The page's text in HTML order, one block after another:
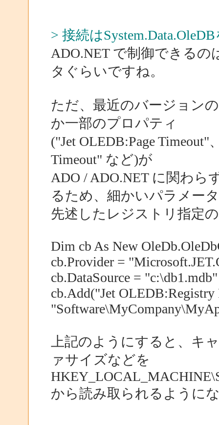
> 接続は
ADO.NET で制御できる
タぐらいですね。
ただ、最近のバージョン
か一部のプロパティ
("Jet OLEDB:Page Timeout"
Timeout" など)が
ADO / ADO.NET に関わ
るため、細かいパラメー
先述したレジストリ指定
Dim cb As New
cb.Provider =
cb.DataSource = "c:\db1.mdb"
cb.Add("Jet OLEDB:Registry
上記のようにすると、キ
ァサイズなどを
から読み取られるように